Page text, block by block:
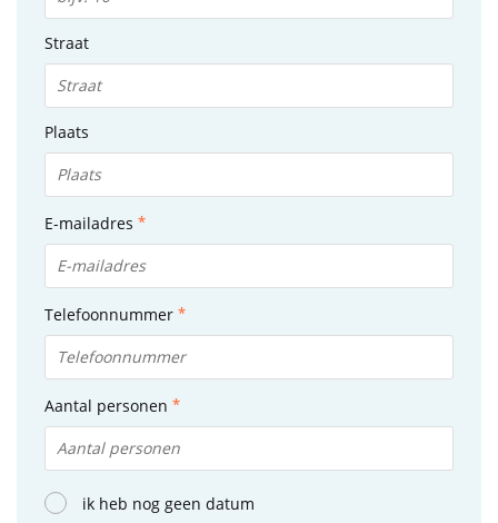
Straat
Plaats
E-mailadres
Telefoonnummer
Aantal personen
ik heb nog geen datum